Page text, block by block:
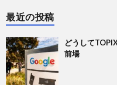
最近の投稿
どうして
前場